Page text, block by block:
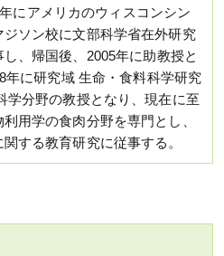
にアメリカのウィスコンシン
ジソン校に文部科学省在外研究
し、帰国後、2005年に助教授と
年に研究域 生命・食料科学研究
学分野の教授となり、現在に至
利用学の食肉分野を専門とし、
する教育研究に従事する。